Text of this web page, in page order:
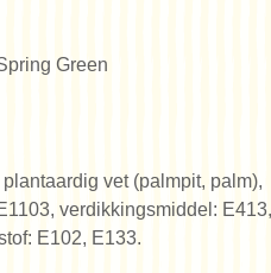
Green
vet (palmpit, palm),
verdikkingsmiddel:
E102, E133.